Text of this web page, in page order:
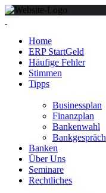
Home
ERP StartGeld
Häufige Fehler
Stimmen
Tipps
Businessplan
Finanzplan
Bankenwahl
Bankgespräch
Banken
Über Uns
Seminare
Rechtliches